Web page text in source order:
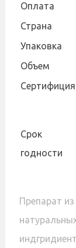
Оплата
Страна
Упаковка
Объем
Сертифиция
Cрок
годности
Препарат из